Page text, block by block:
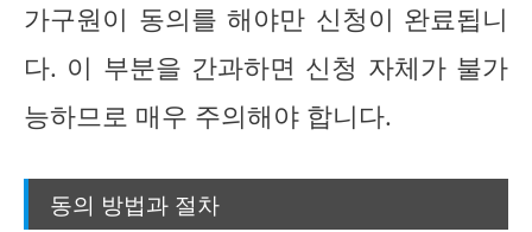
가구원이 동의를 해야만 신청이 완료됩니
다. 이 부분을 간과하면 신청 자체가 불가
능하므로 매우 주의해야 합니다.
동의 방법과 절차